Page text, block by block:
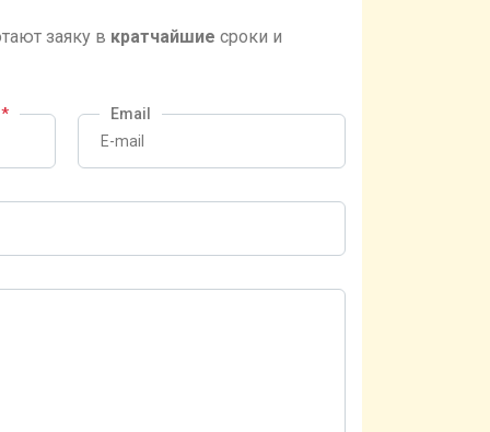
заяку в кратчайшие сроки и
* Email